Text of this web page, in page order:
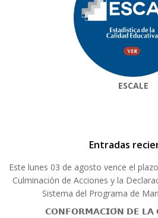
ESCALE
Entradas
Este lunes 03 de agosto vence el
Culminación de Acciones y la
Sistema del Programa de
𝗖𝗢𝗡𝗙𝗢𝗥𝗠𝗔𝗖𝗜𝗢́𝗡 𝗗𝗘 𝗟𝗔